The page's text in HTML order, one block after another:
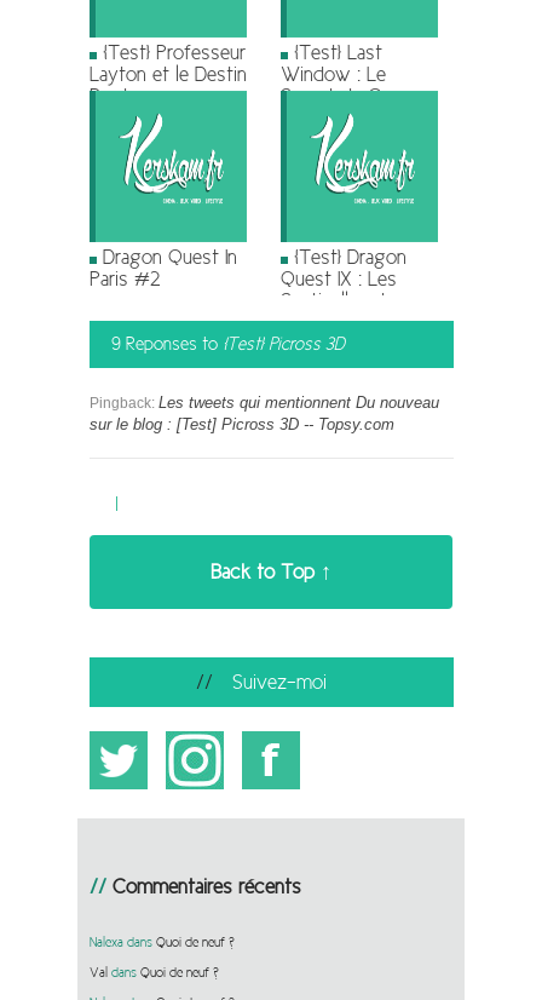
[Test] Professeur
Layton et le Destin
Perdu
[Test] Last
Window : Le
Secret de Cape
West
Dragon Quest In
Paris #2
[Test] Dragon
Quest IX : Les
Sentinelles du
Firmament
9 Reponses to [Test] Picross 3D
Pingback: Les tweets qui mentionnent Du nouveau
sur le blog : [Test] Picross 3D -- Topsy.com
Back to Top ↑
Suivez-moi
Commentaires récents
Nalexa dans Quoi de neuf ?
Val dans Quoi de neuf ?